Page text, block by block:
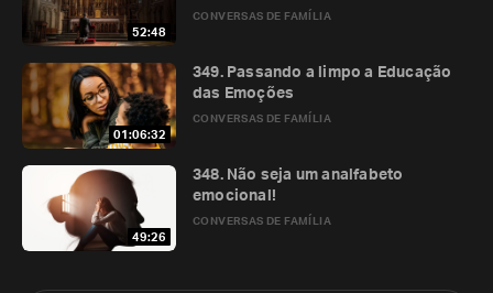
52:48
CONVERSAS DE FAMÍLIA
01:06:32
CONVERSAS DE FAMÍLIA
349. Passando a limpo a Educação
das Emoções
49:26
CONVERSAS DE FAMÍLIA
348. Não seja um analfabeto
emocional!